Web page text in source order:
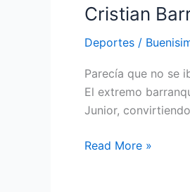
Cristian
Deportes /
Parecía que no se
El extremo
Junior,
Read More »